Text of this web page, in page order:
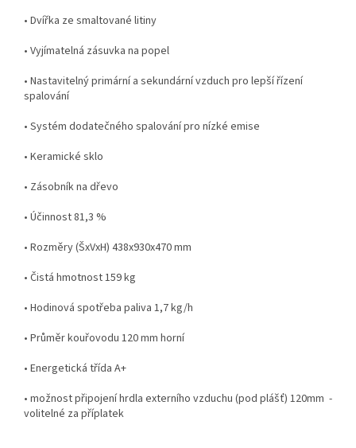
• Dvířka ze smaltované litiny
• Vyjímatelná zásuvka na popel
• Nastavitelný primární a sekundární vzduch pro lepší řízení
spalování
• Systém dodatečného spalování pro nízké emise
• Keramické sklo
• Zásobník na dřevo
• Účinnost81,3 %
• Rozměry (ŠxVxH) 438x930x470 mm
• Čistá hmotnost159 kg
• Hodinová spotřeba paliva 1,7 kg/h
• Průměr kouřovodu 120 mm horní
• Energetická třída A+
• možnost připojení hrdla externího vzduchu (pod plášť) 120mm -
volitelné za příplatek